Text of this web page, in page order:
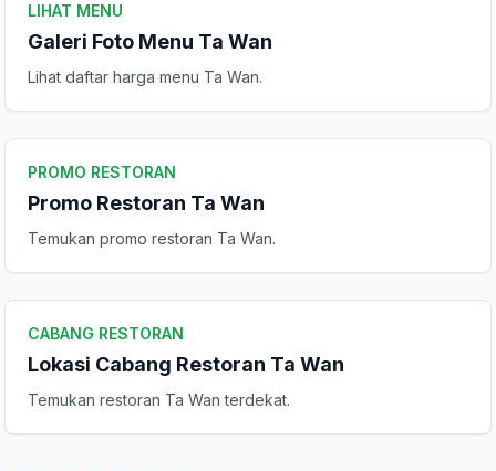
LIHAT MENU
Galeri Foto Menu Ta Wan
Lihat daftar harga menu Ta Wan.
PROMO RESTORAN
Promo Restoran Ta Wan
Temukan promo restoran Ta Wan.
CABANG RESTORAN
Lokasi Cabang Restoran Ta Wan
Temukan restoran Ta Wan terdekat.
Tulis Ulasan
Komentar Anda